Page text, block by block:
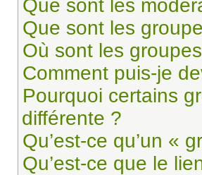
Que sont les
Que sont les
Où sont les
Comment puis-je
Pourquoi certains
différente ?
Qu’est-ce qu’un «
Qu’est-ce que le